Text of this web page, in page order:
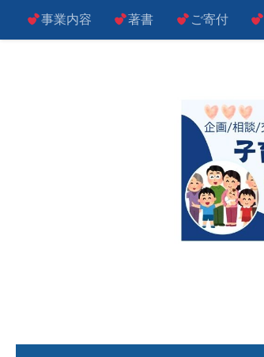
コンテンツへスキップ
事業内容 著書 ご寄付